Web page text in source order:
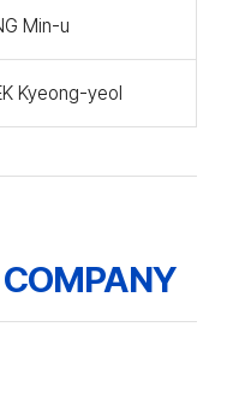
Min-u
Kyeong-yeol